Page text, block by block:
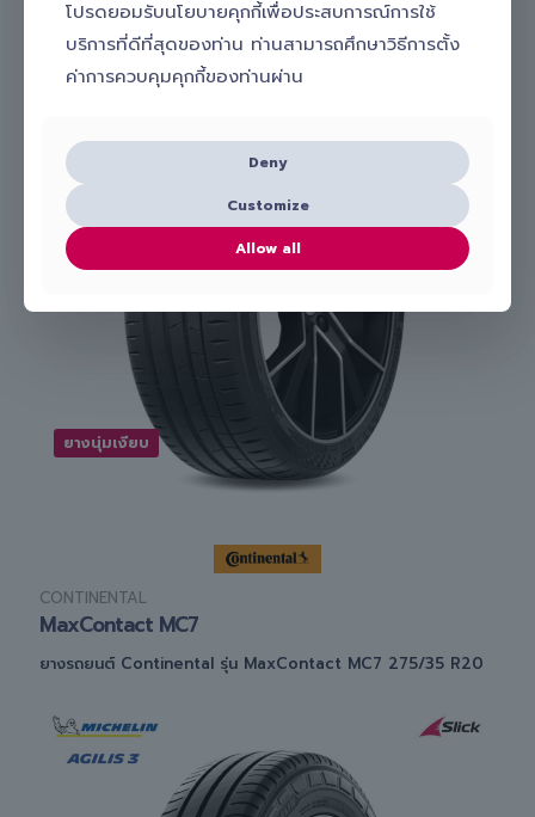
ยางที่เกี่ยวข้อง
ยางนุ่มเงียบ
CONTINENTAL
MaxContact MC7
ยางรถยนต์ Continental รุ่น MaxContact MC7 275/35 R20
โปรดยอมรับนโยบายคุกกี้เพื่อประสบการณ์การใช้
บริการที่ดีที่สุดของท่าน ท่านสามารถศึกษาวิธีการตั้ง
ค่าการควบคุมคุกกี้ของท่านผ่าน
Deny
Customize
Allow all